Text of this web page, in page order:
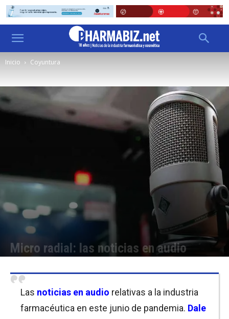
Inicio Coyuntura
Micro radial: las noticias en audio
Las noticias en audio relativas a la industria
farmacéutica en este junio de pandemia. Dale